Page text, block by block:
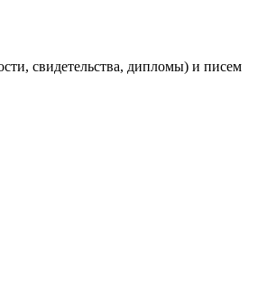
свидетельства, дипломы) и писем